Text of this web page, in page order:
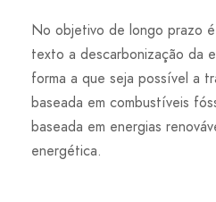
No objetivo de longo prazo
texto a descarbonização da
forma a que seja possível a
baseada em combustíveis
baseada em energias
energética.